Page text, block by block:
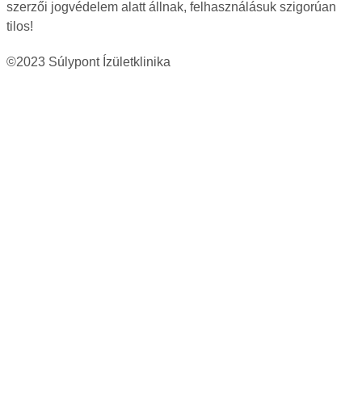
szerzői jogvédelem alatt állnak, felhasználásuk szigorúan
tilos!
©2023 Súlypont Ízületklinika